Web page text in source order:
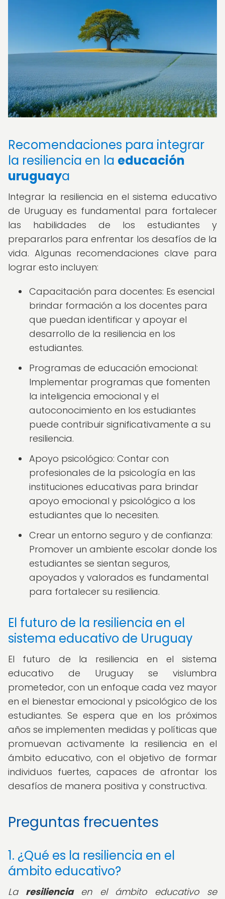
Recomendaciones para integrar
la resiliencia en la educación
uruguaya
Integrar la resiliencia en el sistema educativo
de Uruguay es fundamental para fortalecer
las habilidades de los estudiantes y
prepararlos para enfrentar los desafíos de la
vida. Algunas recomendaciones clave para
lograr esto incluyen:
Capacitación para docentes: Es esencial
brindar formación a los docentes para
que puedan identificar y apoyar el
desarrollo de la resiliencia en los
estudiantes.
Programas de educación emocional:
Implementar programas que fomenten
la inteligencia emocional y el
autoconocimiento en los estudiantes
puede contribuir significativamente a su
resiliencia.
Apoyo psicológico: Contar con
profesionales de la psicología en las
instituciones educativas para brindar
apoyo emocional y psicológico a los
estudiantes que lo necesiten.
Crear un entorno seguro y de confianza:
Promover un ambiente escolar donde los
estudiantes se sientan seguros,
apoyados y valorados es fundamental
para fortalecer su resiliencia.
El futuro de la resiliencia en el
sistema educativo de Uruguay
El futuro de la resiliencia en el sistema
educativo de Uruguay se vislumbra
prometedor, con un enfoque cada vez mayor
en el bienestar emocional y psicológico de los
estudiantes. Se espera que en los próximos
años se implementen medidas y políticas que
promuevan activamente la resiliencia en el
ámbito educativo, con el objetivo de formar
individuos fuertes, capaces de afrontar los
desafíos de manera positiva y constructiva.
Preguntas frecuentes
1. ¿Qué es la resiliencia en el
ámbito educativo?
La resilienciaen el ámbito educativo se